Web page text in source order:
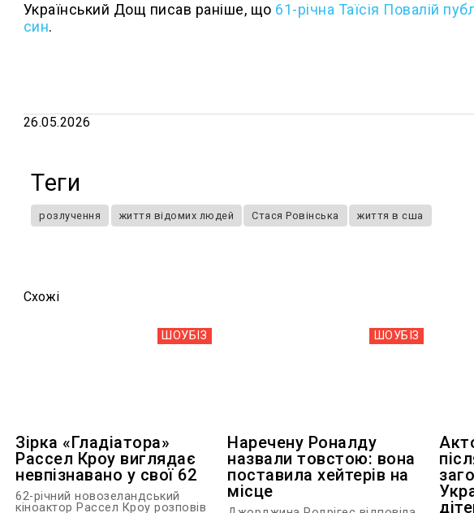
Український Дощ писав раніше, що 61-річна Таїсія Повалій
син.
26.05.2026
Теги
розлучення життя відомих людей Стася Ровінська життя в сша
Схожi
ШОУБIЗ
Зірка «Гладіатора»
Рассел Кроу виглядає
невпізнавано у свої 62
62-річний новозеландський
кіноактор Рассел Кроу розповів
ШОУБIЗ
Наречену Роналду
назвали товстою: вона
поставила хейтерів на
місце